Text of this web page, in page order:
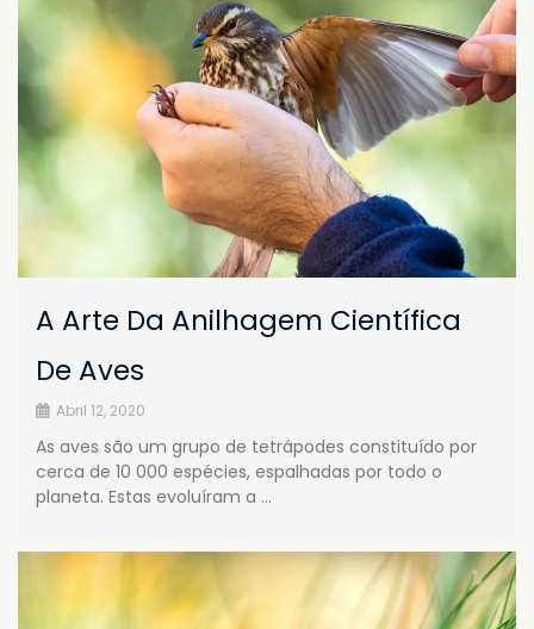
A Arte Da Anilhagem Científica
De Aves
Abril 12, 2020
As aves são um grupo de tetrápodes constituído por
cerca de 10 000 espécies, espalhadas por todo o
planeta. Estas evoluíram a …